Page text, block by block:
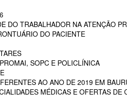
DO TRABALHADOR NA ATENÇÃO
DO PACIENTE
SOPC E POLICLÍNICA
AO ANO DE 2019 EM
MÉDICAS E OFERTAS